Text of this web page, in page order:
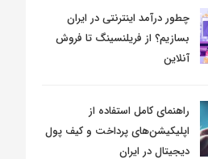
چطور درآمد اینترنتی در ایران
بسازیم؟ از فریلنسینگ تا فروش
آنلاین
راهنمای کامل استفاده از
اپلیکیشن‌های پرداخت و کیف پول
دیجیتال در ایران